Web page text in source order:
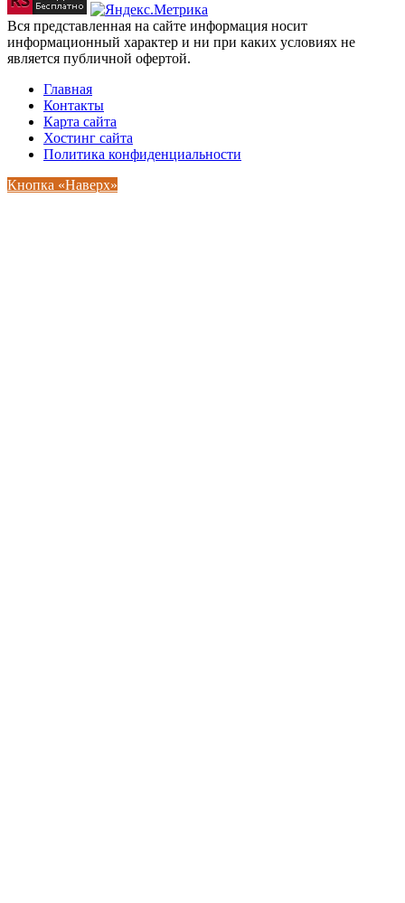
Вся представленная на сайте информация носит
информационный характер и ни при каких условиях не
является публичной офертой.
Главная
Контакты
Карта сайта
Хостинг сайта
Политика конфиденциальности
Кнопка «Наверх»